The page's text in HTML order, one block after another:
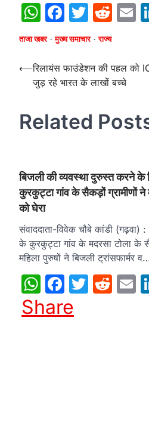
WhatsApp
ताजा खबर मुख्य समाचार राज्य
Post
navigation
⟵रिलायंस फाउंडेशन की पहल को
जुड़ रहे भारत के लाखों बच्चे
Related
बिजली की व्यवस्था दुरुस्त करने के
कुरकुट्टा गांव के सैकड़ों ग्रामीणों ने
को घेरा
संवाददाता-विवेक चौबे कांडी (गढ़वा)
के कुरकुट्टा गांव के मदरसा टोला के
महिला पुरुषों ने बिजली ट्रांसफार्मर
WhatsApp
Share